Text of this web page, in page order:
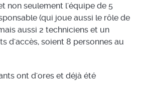
non seulement l'équipe de 5
(qui joue aussi le rôle de
aussi 2 techniciens et un
d'accès, soient 8 personnes au
ont d'ores et déjà été